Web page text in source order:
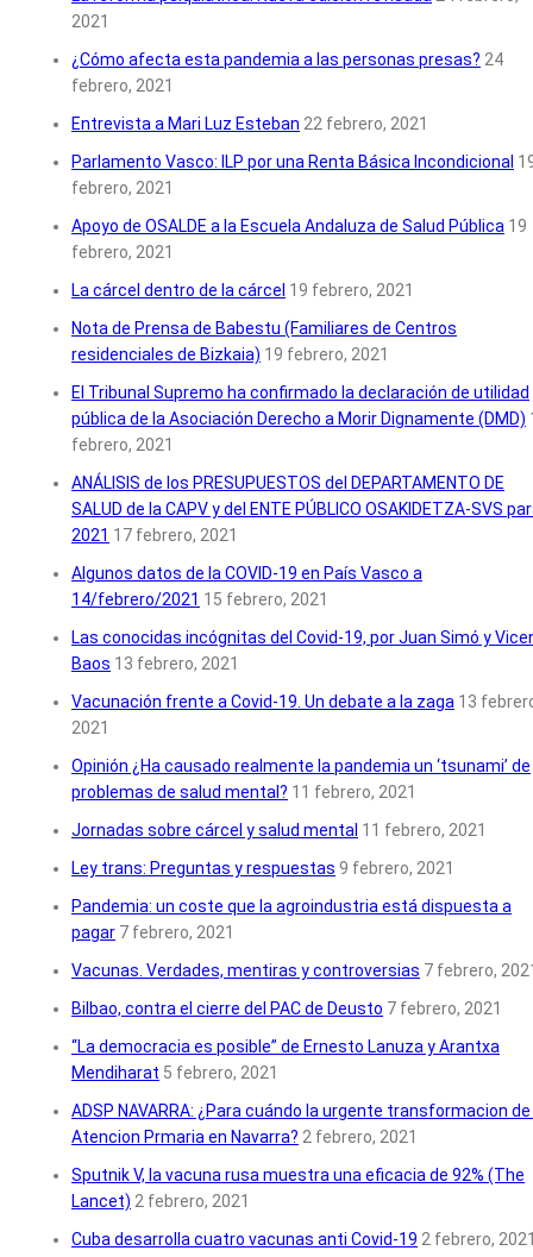
2021
¿Cómo afecta esta pandemia a las personas presas? 24
febrero, 2021
Entrevista a Mari Luz Esteban 22 febrero, 2021
Parlamento Vasco: ILP por una Renta Básica Incondicional
febrero, 2021
Apoyo de OSALDE a la Escuela Andaluza de Salud Pública 19
febrero, 2021
La cárcel dentro de la cárcel 19 febrero, 2021
Nota de Prensa de Babestu (Familiares de Centros
residenciales de Bizkaia) 19 febrero, 2021
El Tribunal Supremo ha confirmado la declaración de utilidad
pública de la Asociación Derecho a Morir Dignamente (DMD)
febrero, 2021
ANÁLISIS de los PRESUPUESTOS del DEPARTAMENTO DE
SALUD de la CAPV y del ENTE PÚBLICO OSAKIDETZA-SVS
2021 17 febrero, 2021
Algunos datos de la COVID-19 en País Vasco a
14/febrero/2021 15 febrero, 2021
Las conocidas incógnitas del Covid-19, por Juan Simó y
Baos 13 febrero, 2021
Vacunación frente a Covid-19. Un debate a la zaga 13
2021
Opinión ¿Ha causado realmente la pandemia un ‘tsunami’ de
problemas de salud mental? 11 febrero, 2021
Jornadas sobre cárcel y salud mental 11 febrero, 2021
Ley trans: Preguntas y respuestas 9 febrero, 2021
Pandemia: un coste que la agroindustria está dispuesta a
pagar 7 febrero, 2021
Vacunas. Verdades, mentiras y controversias 7 febrero,
Bilbao, contra el cierre del PAC de Deusto 7 febrero, 2021
“La democracia es posible” de Ernesto Lanuza y Arantxa
Mendiharat 5 febrero, 2021
ADSP NAVARRA: ¿Para cuándo la urgente transformacion de
Atencion Prmaria en Navarra? 2 febrero, 2021
Sputnik V, la vacuna rusa muestra una eficacia de 92% (The
Lancet) 2 febrero, 2021
Cuba desarrolla cuatro vacunas anti Covid-19 2 febrero,